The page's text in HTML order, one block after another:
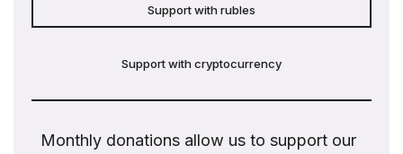
Support with rubles
Support with cryptocurrency
Monthly donations allow us to support our